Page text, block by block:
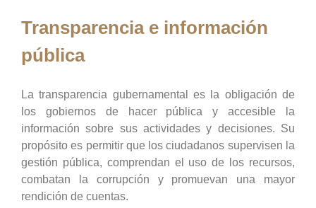
Transparencia e información
pública
La transparencia gubernamental es la obligación de
los gobiernos de hacer pública y accesible la
información sobre sus actividades y decisiones. Su
propósito es permitir que los ciudadanos supervisen la
gestión pública, comprendan el uso de los recursos,
combatan la corrupción y promuevan una mayor
rendición de cuentas.